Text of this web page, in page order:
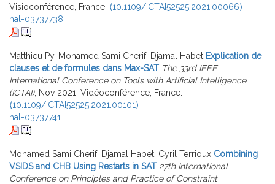
Visioconférence, France. ⟨10.1109/ICTAI52525.2021.00066⟩
hal-03737738
Matthieu Py, Mohamed Sami Cherif, Djamal Habet Explication de
clauses et de formules dans Max-SAT The 33rd IEEE
International Conference on Tools with Artificial Intelligence
(ICTAI), Nov 2021, Vidéoconférence, France.
⟨10.1109/ICTAI52525.2021.00101⟩
hal-03737741
Mohamed Sami Cherif, Djamal Habet, Cyril Terrioux Combining
VSIDS and CHB Using Restarts in SAT 27th International
Conference on Principles and Practice of Constraint